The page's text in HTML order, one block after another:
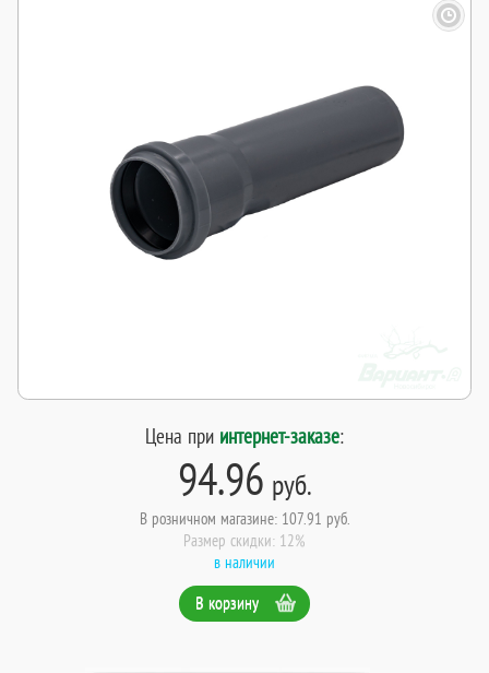
Цена при интернет-заказе:
94.96 руб.
В розничном магазине: 107.91 руб.
Размер скидки: 12%
в наличии
В корзину